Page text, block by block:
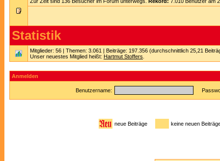
Statistik
Mitglieder: 56 | Themen: 3.061 | Beiträge: 197.356 (durchschnittlich 25,21
Unser neuestes Mitglied heißt: Hartmut Stoffers
Anmelden
Benutzername:
neue Beiträge keine neuen